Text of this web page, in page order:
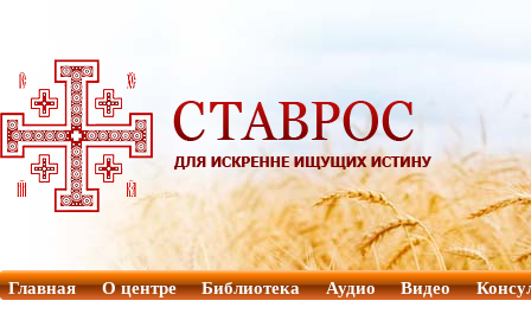
Главная О центре Библиотека Аудио Видео